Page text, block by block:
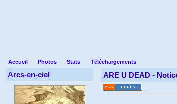
Accueil Photos Stats Téléchargements
Arcs-en-ciel ARE U DEAD -